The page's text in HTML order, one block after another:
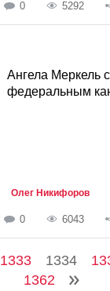
0 5292
Ангела Меркель
федеральным
Олег Никифоров
0 6043
1333 1334
1362